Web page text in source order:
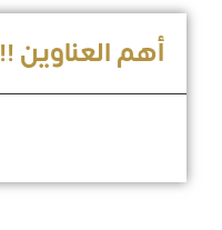
أهم العناوين !!